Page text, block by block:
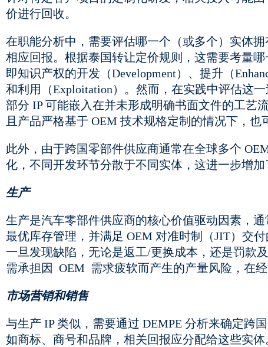
价进行回收。
在职能分析中，需要评估哪一个（或多个）实体
相应回报。根据泰国转让定价规则，这需要考量
即知识产权的开发（Development）、提升（
和利用（Exploitation）。然而，在实践中评估这
部分 IP 可能嵌入在并未形成明确书面文件的工艺
且产品严格基于 OEM 技术规格定制的情况下，
此外，由于跨国零部件供应商通常在全球多个
化，不同开发环节分散于不同实体，这进一步增加
生产
生产是汽车零部件供应商的核心价值驱动因素，
最优库存管理，并满足 OEM 对准时制（JIT）交
一旦发现缺陷，无论是返工/更换成本，还是罚款
需承担因 OEM 需求疲软而产生的产量风险，在
市场营销和销售
与生产 IP 类似，需要通过 DEMPE 分析来确定跨
如商标、商号和品牌，相关回报应分配给这些实